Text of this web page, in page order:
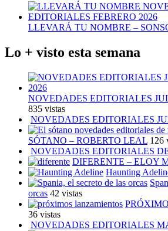
LLEVARÁ TU NOMBRE –
Lo + visto esta semana
NOVEDADES EDITORIALES
835 vistas
NOVEDADES EDITORIALES
SÓTANO – ROBERTO LEAL 126
NOVEDADES EDITORIALES
DIFERENTE – ELOY
Haunting
orcas 42 vistas
36 vistas
NOVEDADES EDITORIALES